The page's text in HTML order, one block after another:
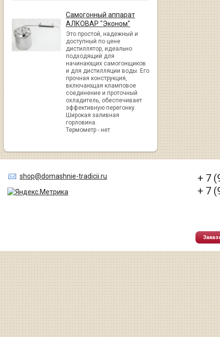
Самогонный аппарат
АЛКОВАР "Эконом"
Это простой, надежный и
доступный по цене
дистиллятор, идеально
подходящий для
начинающих самогонщиков
и для дистилляции воды. Его
прочная конструкция,
включающая кламповое
соединение и проточный
охладитель, обеспечивает
эффективную перегонку.
Широкая заливная
горловина.
Термометр - нет
shop@domashnie-tradicii.ru
+ 7
+ 7